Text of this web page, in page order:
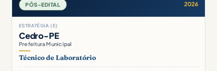
PÓS-EDITAL 2026
ESTRATÉGIA (E)
Cedro-PE
Prefeitura Municipal
Técnico de Laboratório